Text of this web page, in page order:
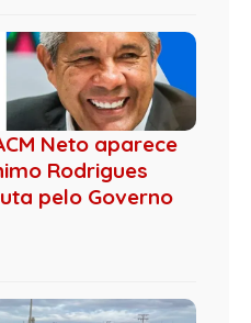
Neto aparece
Rodrigues
pelo Governo